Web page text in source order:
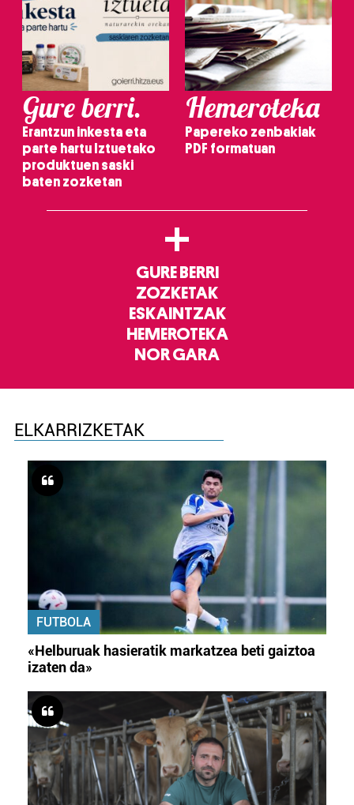
Gure berri.
Erantzun inkesta eta
parte hartu Iztuetako
produktuen saski
baten zozketan
Hemeroteka
Papereko zenbakiak
PDF formatuan
+
GURE BERRI
ZOZKETAK
ESKAINTZAK
HEMEROTEKA
NOR GARA
ELKARRIZKETAK
FUTBOLA
«Helburuak hasieratik markatzea beti gaiztoa
izaten da»